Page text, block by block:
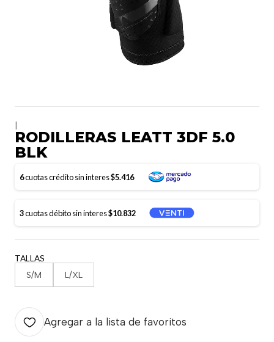
RODILLERAS LEATT 3DF 5.0
BLK
6cuotas crédito sin interes$5.416
3cuotas débito sin interes$10.832
TALLAS
S/M L/XL
Agregar a la lista de favoritos